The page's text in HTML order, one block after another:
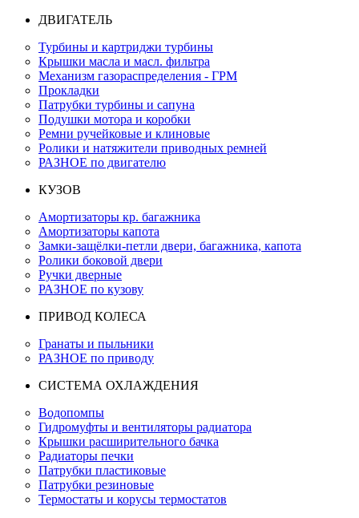
ДВИГАТЕЛЬ
Турбины и картриджи турбины
Крышки масла и масл. фильтра
Механизм газораспределения - ГРМ
Прокладки
Патрубки турбины и сапуна
Подушки мотора и коробки
Ремни ручейковые и клиновые
Ролики и натяжители приводных ремней
РАЗНОЕ по двигателю
КУЗОВ
Амортизаторы кр. багажника
Амортизаторы капота
Замки-защёлки-петли двери, багажника, капота
Ролики боковой двери
Ручки дверные
РАЗНОЕ по кузову
ПРИВОД КОЛЕСА
Гранаты и пыльники
РАЗНОЕ по приводу
СИСТЕМА ОХЛАЖДЕНИЯ
Водопомпы
Гидромуфты и вентиляторы радиатора
Крышки расширительного бачка
Радиаторы печки
Патрубки пластиковые
Патрубки резиновые
Термостаты и корусы термостатов